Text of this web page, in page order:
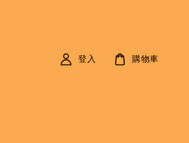
登入 購物車